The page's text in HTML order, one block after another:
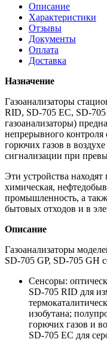
Описание
Характеристики
Отзывы
Документы
Оплата
Доставка
Назначение
Газоанализаторы
RID, SD-705 EC, SD-
газоанализаторы)
непрерывного
горючих газов в
сигнализации при
Эти устройства
химическая,
промышленность, а
бытовых отходов и в
Описание
Газоанализаторы
SD-705 GP, SD-705 GH
Сенсоры:
SD-705 RID для
изобутана;
горючих газов и
SD-705 EC для